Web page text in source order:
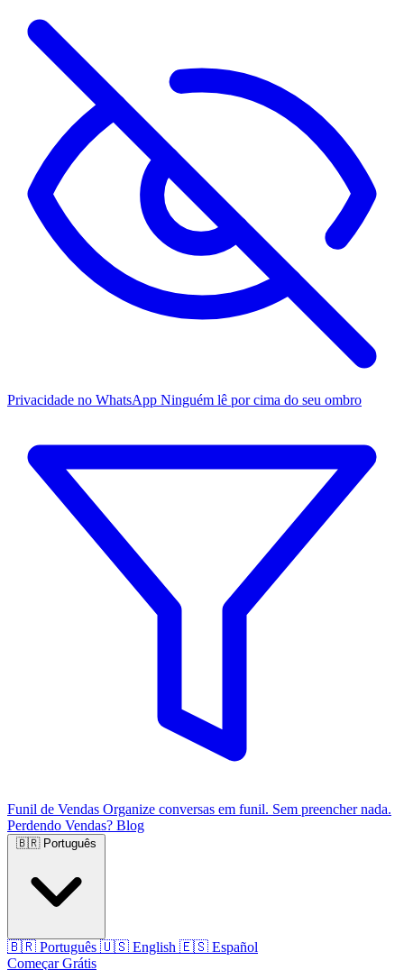
Privacidade no WhatsApp Ninguém lê por cima do seu ombro
Funil de Vendas Organize conversas em funil. Sem preencher nada.
Perdendo Vendas? Blog
🇧🇷 Português
🇧🇷 Português 🇺🇸 English 🇪🇸 Español
Começar Grátis